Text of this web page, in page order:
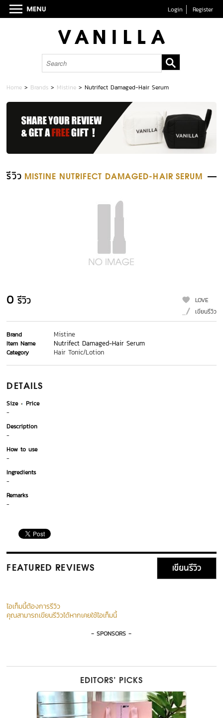
Login Register
Home > Brands > Mistine >Nutrifect Damaged-Hair Serum
รีวิว MISTINE NUTRIFECT DAMAGED-HAIR SERUM
0 รีวิว
LOVE
เขียนรีวิว
Brand Mistine
Item Name Nutrifect Damaged-Hair Serum
Category Hair Tonic/Lotion
DETAILS
Size
Price
-
Description
-
How to use
-
Ingredients
-
Remarks
-
FEATURED REVIEWS เขียนรีวิว
ไอเท็มนี้ต้องการรีวิว
คุณสามารถเขียนรีวิวได้หากเคยใช้ไอเท็มนี้
- SPONSORS -
EDITORS’ PICKS